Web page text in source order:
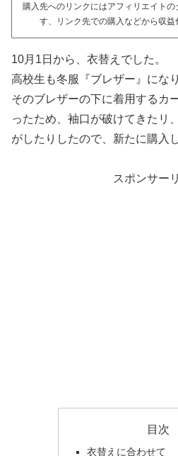
購入先へのリンクにはアフィリエイト
す、リンク先での購入などから収益
10月1日から、衣替えでした。
高校生も冬服『ブレザー』にな
そのブレザーの下に着用するカ
ったため、袖口が破けてきたリ
がしたりしたので、新たに購入
スポンサー
目次
衣替えに合わせて